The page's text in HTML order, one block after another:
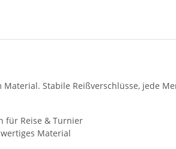
Stabile Reißverschlüsse, jede
für Reise & Turnier
Material